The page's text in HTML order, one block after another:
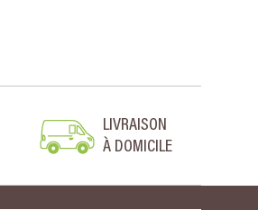
LIVRAISON
À DOMICILE